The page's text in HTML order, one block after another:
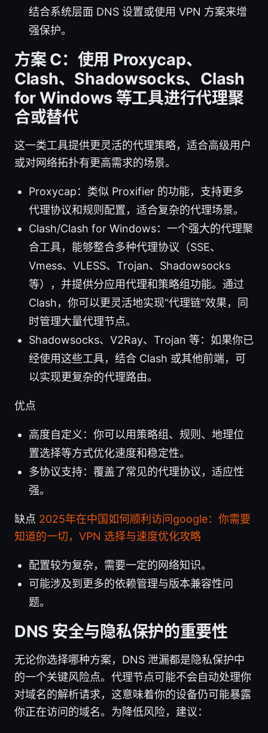
结合系统层面 DNS 设置或使用 VPN 方案来增
强保护。
方案 C：使用 Proxycap、
Clash、Shadowsocks、Clash
for Windows 等工具进行代理聚
合或替代
这一类工具提供更灵活的代理策略，适合高级用户
或对网络拓扑有更高需求的场景。
Proxycap：类似 Proxifier 的功能，支持更多
代理协议和规则配置，适合复杂的代理场景。
Clash/Clash for Windows：一个强大的代理聚
合工具，能够整合多种代理协议（SSE、
Vmess、VLESS、Trojan、Shadowsocks
等），并提供分应用代理和策略组功能。通过
Clash，你可以更灵活地实现“代理链”效果，同
时管理大量代理节点。
Shadowsocks、V2Ray、Trojan 等：如果你已
经使用这些工具，结合 Clash 或其他前端，可
以实现更复杂的代理路由。
优点
高度自定义：你可以用策略组、规则、地理位
置选择等方式优化速度和稳定性。
多协议支持：覆盖了常见的代理协议，适应性
强。
缺点 2025年在中国如何顺利访问google：你需要
知道的一切，VPN 选择与速度优化攻略
配置较为复杂，需要一定的网络知识。
可能涉及到更多的依赖管理与版本兼容性问
题。
DNS 安全与隐私保护的重要性
无论你选择哪种方案，DNS 泄漏都是隐私保护中
的一个关键风险点。代理节点可能不会自动处理你
对域名的解析请求，这意味着你的设备仍可能暴露
你正在访问的域名。为降低风险，建议：